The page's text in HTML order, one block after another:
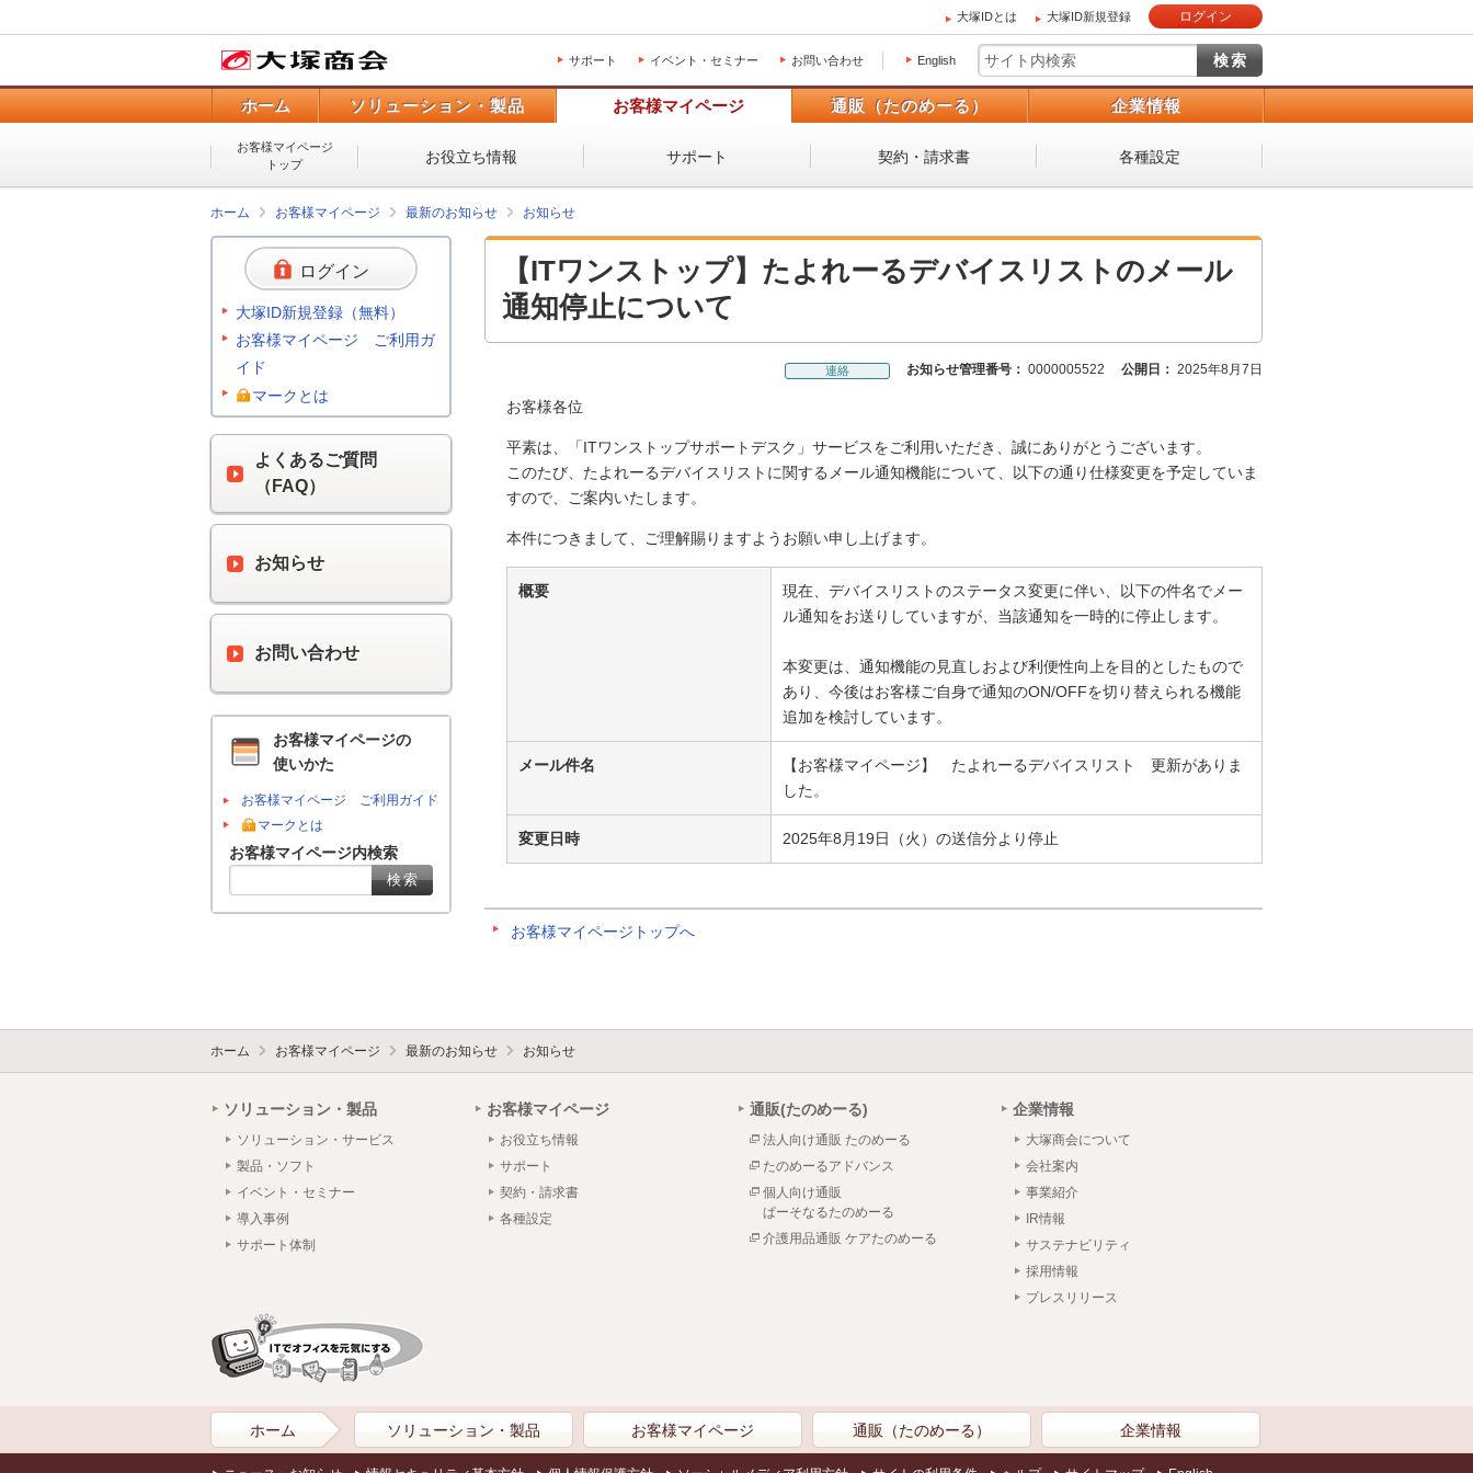
大塚IDとは 大塚ID新規登録 ログイン
サポート イベント・セミナー お問い合わせ English
ホーム ソリューション・製品 お客様マイページ 通販（たのめーる） 企業情報
お客様マイページ
トップ
お役立ち情報 サポート 契約・請求書 各種設定
ホーム お客様マイページ 最新のお知らせ お知らせ
【ITワンストップ】たよれーるデバイスリストのメール
通知停止について
連絡 お知らせ管理番号： 0000005522 公開日： 2025年8月7日
お客様各位
平素は、「ITワンストップサポートデスク」サービスをご利用いただき、誠にありがとうございます。
このたび、たよれーるデバイスリストに関するメール通知機能について、以下の通り仕様変更を予定していま
すので、ご案内いたします。
本件につきまして、ご理解賜りますようお願い申し上げます。
概要
現在、デバイスリストのステータス変更に伴い、以下の件名でメー
ル通知をお送りしていますが、当該通知を一時的に停止します。
本変更は、通知機能の見直しおよび利便性向上を目的としたもので
あり、今後はお客様ご自身で通知のON/OFFを切り替えられる機能
追加を検討しています。
メール件名
【お客様マイページ】 たよれーるデバイスリスト 更新がありま
した。
変更日時 2025年8月19日（火）の送信分より停止
お客様マイページトップへ
ログイン
大塚ID新規登録（無料）
お客様マイページ ご利用ガ
イド
マークとは
よくあるご質問
（FAQ）
お知らせ
お問い合わせ
お客様マイページの
使いかた
お客様マイページ ご利用ガイド
マークとは
お客様マイページ内検索
ホーム お客様マイページ 最新のお知らせ お知らせ
ソリューション・製品
ソリューション・サービス
製品・ソフト
イベント・セミナー
導入事例
サポート体制
お客様マイページ
お役立ち情報
サポート
契約・請求書
各種設定
通販(たのめーる)
法人向け通販 たのめーる
たのめーるアドバンス
個人向け通販
ぱーそなるたのめーる
介護用品通販 ケアたのめーる
企業情報
大塚商会について
会社案内
事業紹介
IR情報
サステナビリティ
採用情報
プレスリリース
ホーム ソリューション・製品 お客様マイページ 通販（たのめーる） 企業情報